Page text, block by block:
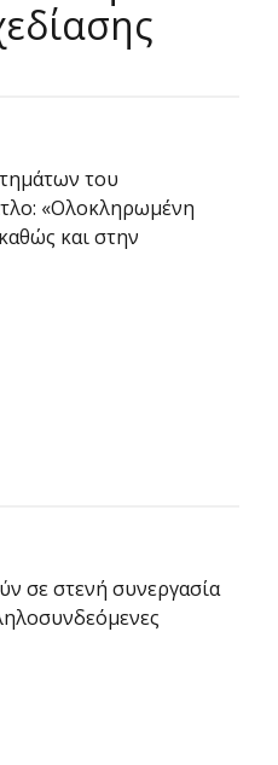
του
«Ολοκληρωμένη
και στην
σε στενή συνεργασία